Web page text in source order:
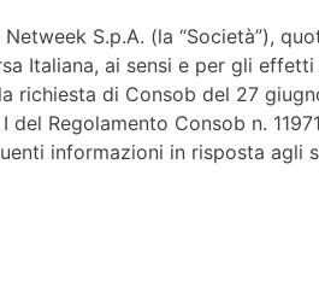
S.p.A. (la “Società”),
Italiana, ai sensi e per gli effetti
richiesta di Consob del 27
del Regolamento Consob n.
informazioni in risposta agli